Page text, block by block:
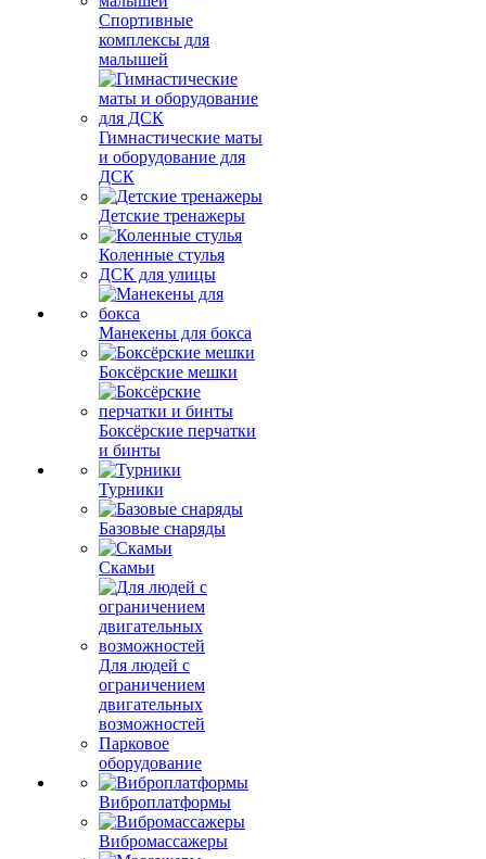
Спортивные
комплексы для
малышей
Гимнастические маты
и оборудование для
ДСК
Детские тренажеры
Коленные стулья
ДСК для улицы
Манекены для бокса
Боксёрские мешки
Боксёрские перчатки
и бинты
Турники
Базовые снаряды
Скамьи
Для людей с
ограничением
двигательных
возможностей
Парковое
оборудование
Виброплатформы
Вибромассажеры